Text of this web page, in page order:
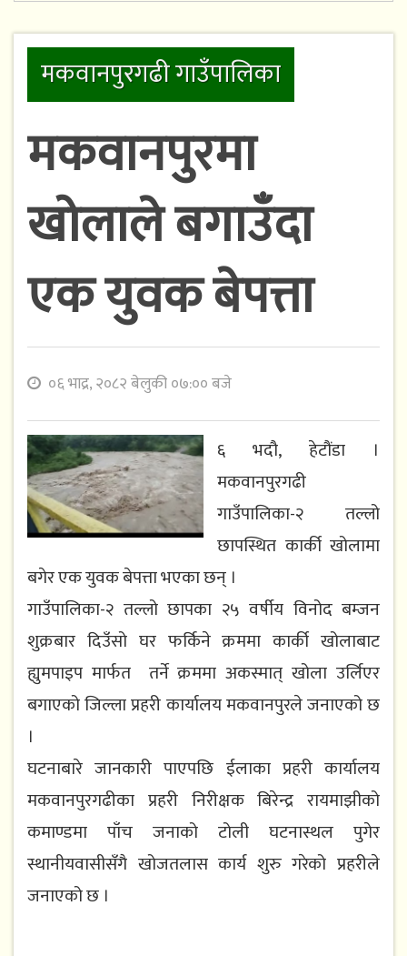
मकवानपुरगढी गाउँपालिका
मकवानपुरमा
खोलाले बगाउँदा
एक युवक बेपत्ता
०६ भाद्र, २०८२ बेलुकी ०७:०० बजे
६ भदौ, हेटौंडा ।
मकवानपुरगढी
गाउँपालिका-२ तल्लो
छापस्थित कार्की खोलामा
बगेर एक युवक बेपत्ता भएका छन् ।
गाउँपालिका-२ तल्लो छापका २५ वर्षीय विनोद बम्जन
शुक्रबार दिउँसो घर फर्किने क्रममा कार्की खोलाबाट
ह्युमपाइप मार्फत तर्ने क्रममा अकस्मात् खोला उर्लिएर
बगाएको जिल्ला प्रहरी कार्यालय मकवानपुरले जनाएको छ
।
घटनाबारे जानकारी पाएपछि ईलाका प्रहरी कार्यालय
मकवानपुरगढीका प्रहरी निरीक्षक बिरेन्द्र रायमाझीको
कमाण्डमा पाँच जनाको टोली घटनास्थल पुगेर
स्थानीयवासीसँगै खोजतलास कार्य शुरु गरेको प्रहरीले
जनाएको छ ।